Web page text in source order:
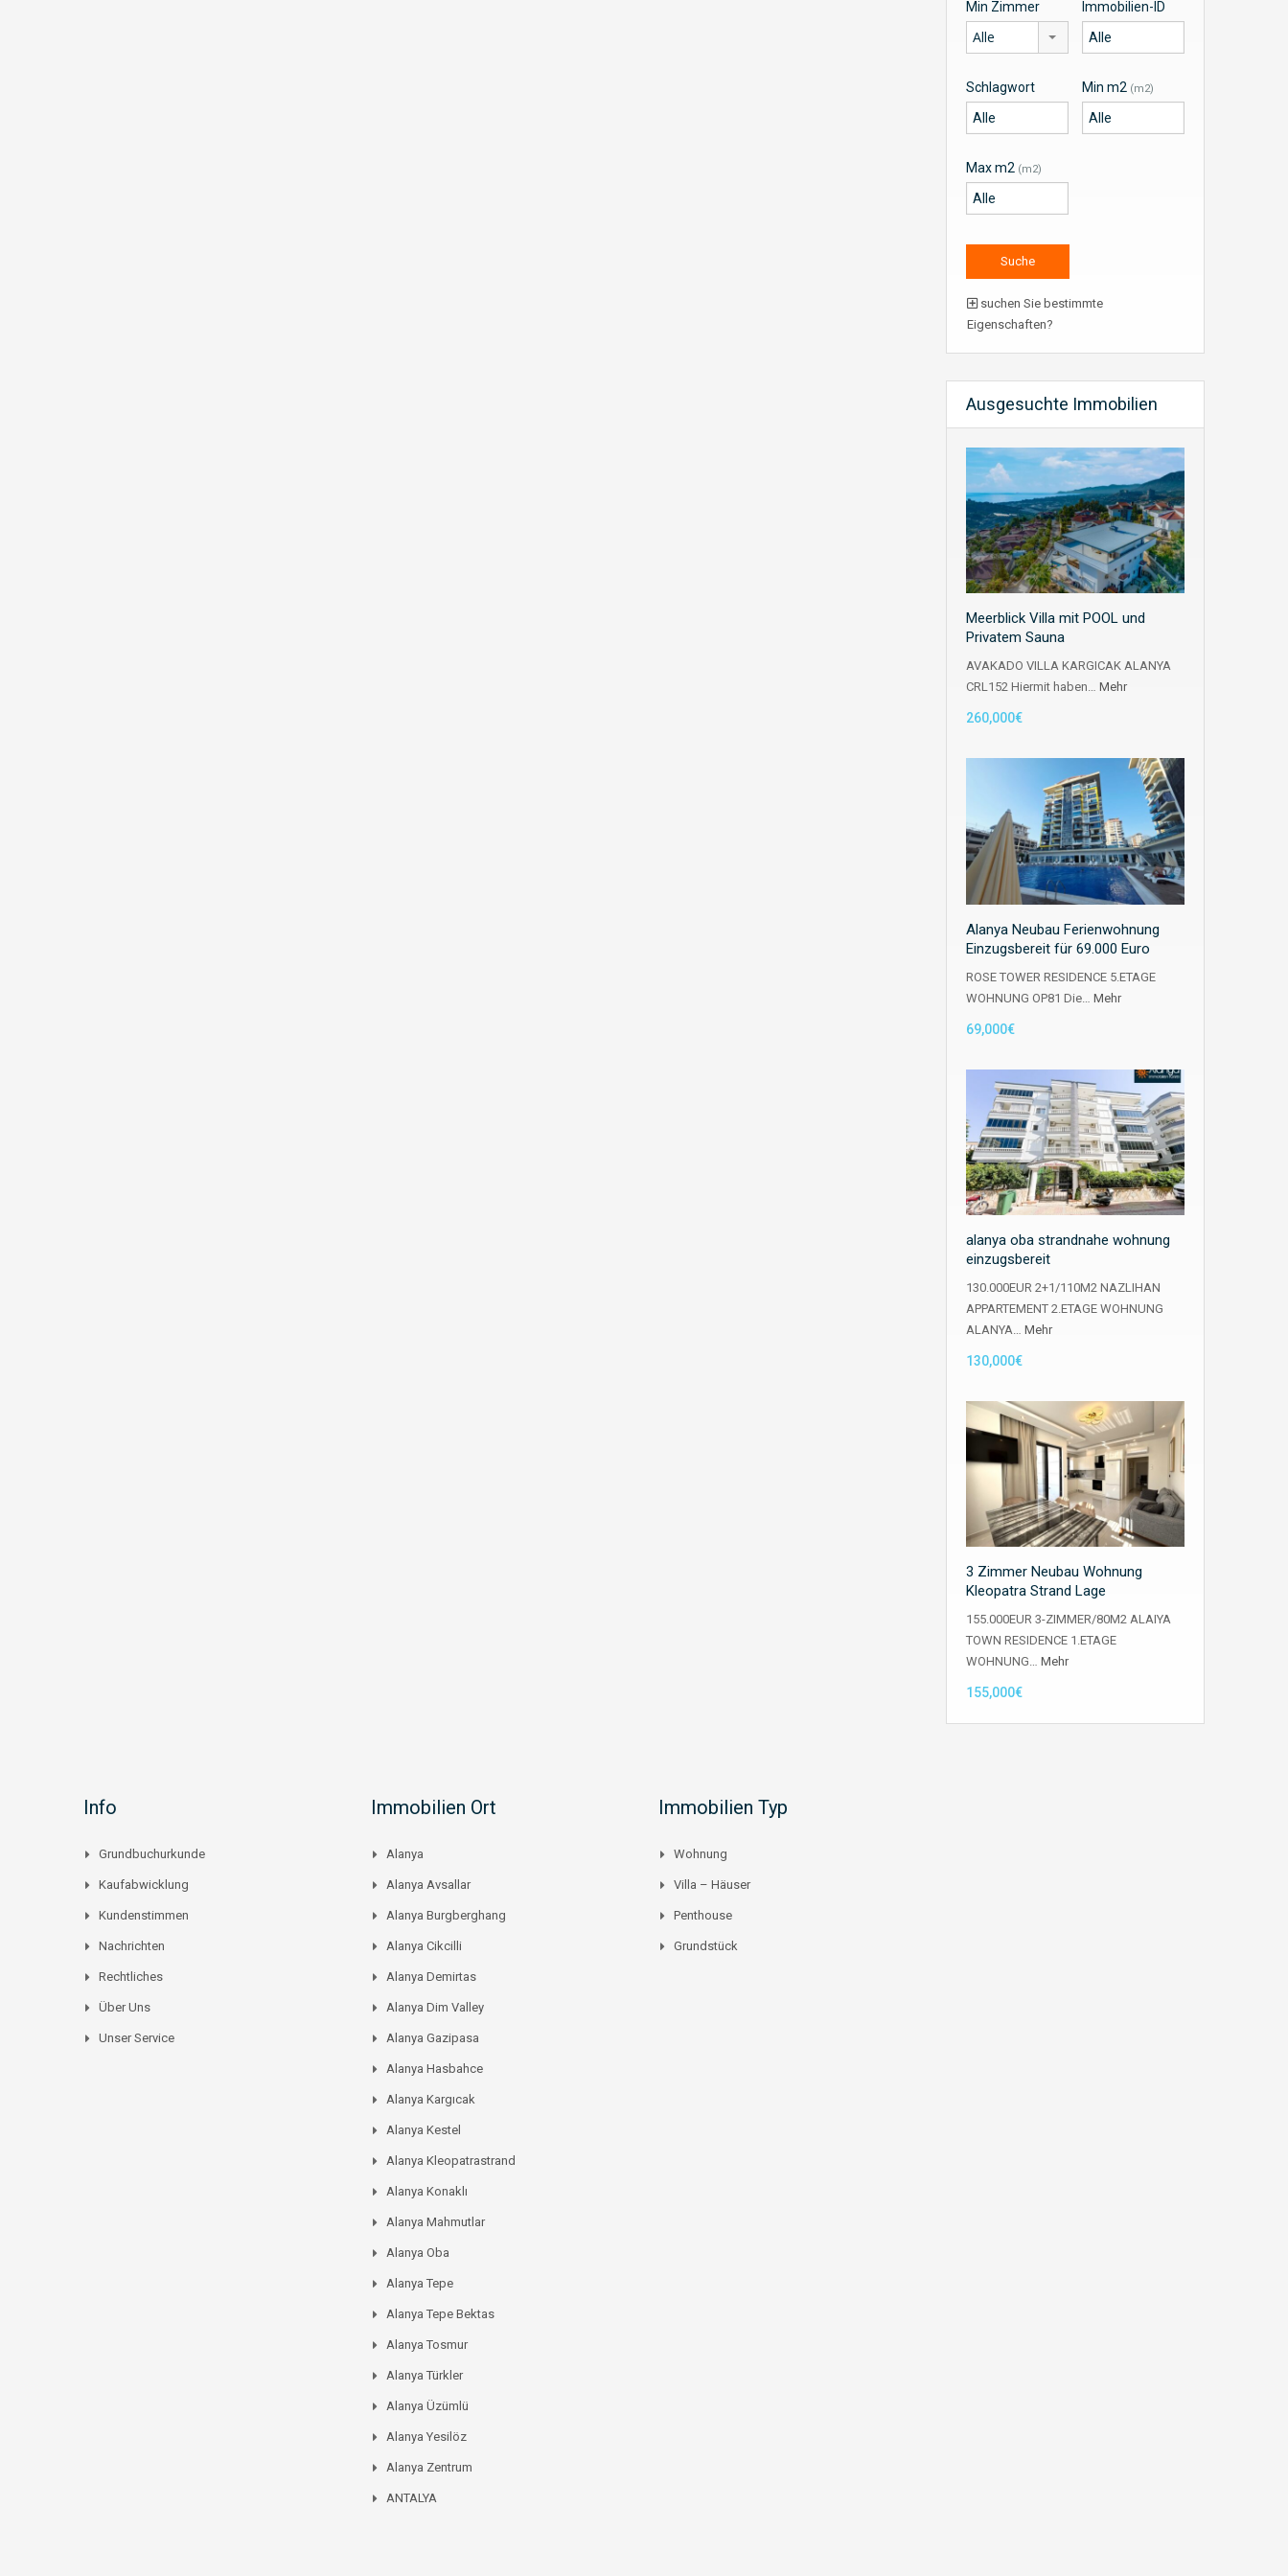
Min Zimmer
Alle
Immobilien-ID
Schlagwort Min m2 (m2)
Max m2 (m2)
suchen Sie bestimmte
Eigenschaften?
Ausgesuchte Immobilien
Meerblick Villa mit POOL und
Privatem Sauna
AVAKADO VILLA KARGICAK ALANYA
CRL152 Hiermit haben… Mehr
260,000€
Alanya Neubau Ferienwohnung
Einzugsbereit für 69.000 Euro
ROSE TOWER RESIDENCE 5.ETAGE
WOHNUNG OP81 Die… Mehr
69,000€
alanya oba strandnahe wohnung
einzugsbereit
130.000EUR 2+1/110M2 NAZLIHAN
APPARTEMENT 2.ETAGE WOHNUNG
ALANYA… Mehr
130,000€
3 Zimmer Neubau Wohnung
Kleopatra Strand Lage
155.000EUR 3-ZIMMER/80M2 ALAIYA
TOWN RESIDENCE 1.ETAGE
WOHNUNG… Mehr
155,000€
Info
Grundbuchurkunde
Kaufabwicklung
Kundenstimmen
Nachrichten
Rechtliches
Über Uns
Unser Service
Immobilien Ort
Alanya
Alanya Avsallar
Alanya Burgberghang
Alanya Cikcilli
Alanya Demirtas
Alanya Dim Valley
Alanya Gazipasa
Alanya Hasbahce
Alanya Kargıcak
Alanya Kestel
Alanya Kleopatrastrand
Alanya Konaklı
Alanya Mahmutlar
Alanya Oba
Alanya Tepe
Alanya Tepe Bektas
Alanya Tosmur
Alanya Türkler
Alanya Üzümlü
Alanya Yesilöz
Alanya Zentrum
ANTALYA
Immobilien Typ
Wohnung
Villa – Häuser
Penthouse
Grundstück